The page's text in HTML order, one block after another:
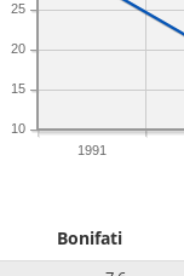
1991
10
15
20
25
Bonifati